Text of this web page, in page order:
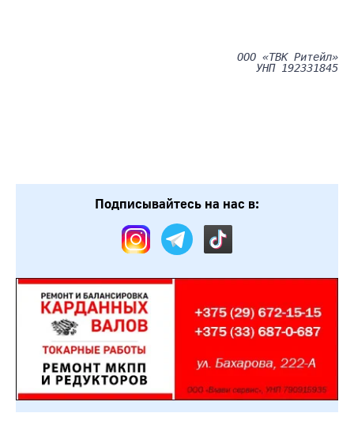
ООО «ТВК Ритейл»
УНП 192331845
Подписывайтесь на нас в: